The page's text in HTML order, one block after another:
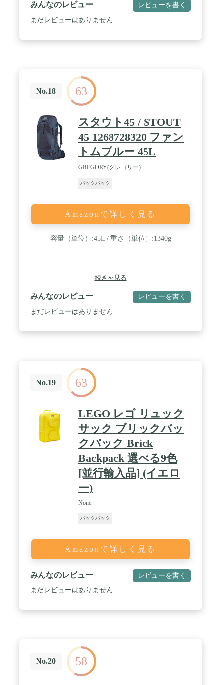
みんなのレビュー レビューを書く
まだレビューはありません
No.18 63
スタウト45 / STOUT
45 1268728320 ファン
トムブルー 45L
GREGORY(グレゴリー)
バックパック
Amazonで詳しく見る
容量（単位）:45L / 重さ（単位）:1340g
続きを見る
みんなのレビュー レビューを書く
まだレビューはありません
No.19 63
LEGO レゴ リュック
サック ブリックバッ
クパック Brick
Backpack 選べる9色
[並行輸入品] (イエロ
ー)
None
バックパック
Amazonで詳しく見る
みんなのレビュー レビューを書く
まだレビューはありません
No.20 58